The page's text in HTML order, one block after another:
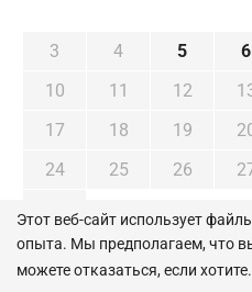
3
4 5 6
10
11 12
17
18 19
24
25 26
«
Этот веб-сайт использует
опыта. Мы предполагаем, что
можете отказаться, если хотите.